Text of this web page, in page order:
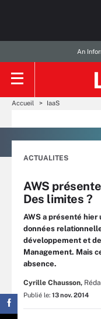
An
Accueil IaaS
ACTUALITES
AWS
Des limites ?
AWS a présenté hier
données
développement et
Management. Mais
absence.
Cyrille Chausson,
Publié le: 13 nov. 2014